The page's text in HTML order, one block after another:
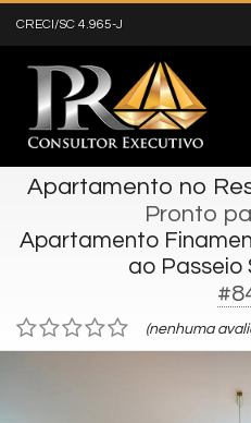
CRECI/SC 4.965-J
Apartamento no
Pronto
Apartamento
ao Passeio
(nenhuma